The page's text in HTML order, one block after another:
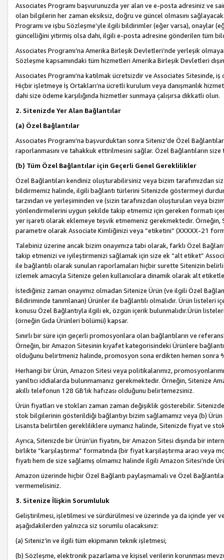
Associates Programı başvurunuzda yer alan ve e-posta adresiniz ve
olan bilgilerin her zaman eksiksiz, doğru ve güncel olmasını
Programı ve işbu Sözleşme’yle ilgili bildirimler (eğer varsa), onaylar
güncelliğini yitirmiş olsa dahi, ilgili e-posta adresine gönderilen tüm
Associates Programı’na Amerika Birleşik Devletleri’nde yerleşik
Sözleşme kapsamındaki tüm hizmetleri Amerika Birleşik Devletleri
Associates Programı'na katılmak ücretsizdir ve Associates Sitesinde,
Hiçbir işletmeye İş Ortakları’na ücretli kurulum veya danışmanlık
dahi size ödeme karşılığında hizmetler sunmaya çalışırsa dikkatli olun.
2. Sitenizde Yer Alan Bağlantılar
(a) Özel Bağlantılar
Associates Programı’na başvurduktan sonra Siteniz’de Özel
raporlanmasını ve tahakkuk ettirilmesini sağlar. Özel Bağlantıların
(b) Tüm Özel Bağlantılar için Geçerli Genel Gereklilikler
Özel Bağlantıları kendiniz oluşturabilirsiniz veya bizim tarafımızdan
bildirmemiz halinde, ilgili bağlantı türlerini Sitenizde göstermeyi
tarzından ve yerleşiminden ve (sizin tarafınızdan oluşturulan veya
yönlendirmelerini uygun şekilde takip etmemiz için gereken formatı
yer işareti olarak eklemeye teşvik etmemeniz gerekmektedir. Örneğin,
parametre olarak Associate Kimliğinizi veya “etiketini” (XXXXX-21
Talebiniz üzerine ancak bizim onayımıza tabi olarak, farklı Özel
takip etmenizi ve iyileştirmenizi sağlamak için size ek “alt etiket”
ile bağlantılı olarak sunulan raporlamaları hiçbir surette Sitenizin belirli
izlemek amacıyla Sitenize gelen kullanıcılara dinamik olarak alt
İstediğiniz zaman onayımız olmadan Sitenize Ürün (ve ilgili Özel
Bildiriminde tanımlanan) Ürünler ile bağlantılı olmalıdır. Ürün listeleri
konusu Özel Bağlantıyla ilgili ek, özgün içerik bulunmalıdır.Ürün
(örneğin Gıda Ürünleri bölümü) kapsar.
Sınırlı bir süre için geçerli promosyonlara olan bağlantıların ve
Örneğin, bir Amazon Sitesinin kıyafet kategorisindeki Ürünlere
olduğunu belirtmeniz halinde, promosyon sona erdikten hemen sonra
Herhangi bir Ürün, Amazon Sitesi veya politikalarımız,
yanıltıcı iddialarda bulunmamanız gerekmektedir. Örneğin, Sitenize
akıllı telefonun 128 GB’lık hafızası olduğunu belirtemezsiniz.
Ürün fiyatları ve stokları zaman zaman değişiklik gösterebilir.
stok bilgilerinin gösterildiği bağlantıyı bizim sağlamamız veya (b)
Lisansta belirtilen gerekliliklere uymanız halinde, Sitenizde fiyat ve
Ayrıca, Sitenizde bir Ürün’ün fiyatını, bir Amazon Sitesi dışında bir
birlikte “karşılaştırma” formatında (bir fiyat karşılaştırma aracı veya
fiyatı hem de size sağlamış olmamız halinde ilgili Amazon Sitesi’nde
Amazon üzerinde hiçbir Özel Bağlantı paylaşmamalı ve Özel
vermemelisiniz.
3. Sitenize İlişkin Sorumluluk
Geliştirilmesi, işletilmesi ve sürdürülmesi ve üzerinde ya da içinde yer
aşağıdakilerden yalnızca siz sorumlu olacaksınız:
(a) Siteniz’in ve ilgili tüm ekipmanın teknik işletmesi;
(b) Sözleşme, elektronik pazarlama ve kişisel verilerin korunması